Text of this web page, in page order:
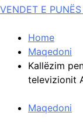
VENDET E
Home
Maqedoni
Kallëzim
televizionit
Maqedoni